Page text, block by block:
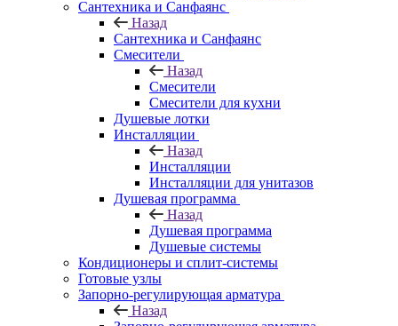
Сантехника и Санфаянс
Назад
Сантехника и Санфаянс
Смесители
Назад
Смесители
Смесители для кухни
Душевые лотки
Инсталляции
Назад
Инсталляции
Инсталляции для унитазов
Душевая программа
Назад
Душевая программа
Душевые системы
Кондиционеры и сплит-системы
Готовые узлы
Запорно-регулирующая арматура
Назад